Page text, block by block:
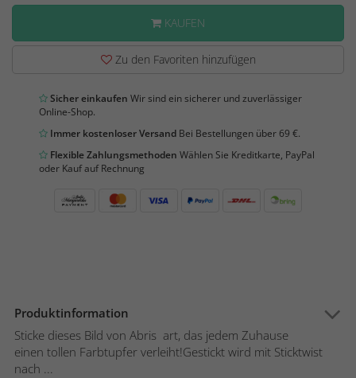
KAUFEN
Zu den Favoriten hinzufügen
Sicher einkaufen Wir sind ein sicherer und zuverlässiger
Online-Shop.
Immer kostenloser Versand Bei Bestellungen über 69 €.
Flexible Zahlungsmethoden Wählen Sie Kreditkarte, PayPal
oder Kauf auf Rechnung
Produktinformation
Sticke dieses Bild von Abris art, das jedem Zuhause
einen tollen Farbtupfer verleiht!Gestickt wird mit Sticktwist
nach ...